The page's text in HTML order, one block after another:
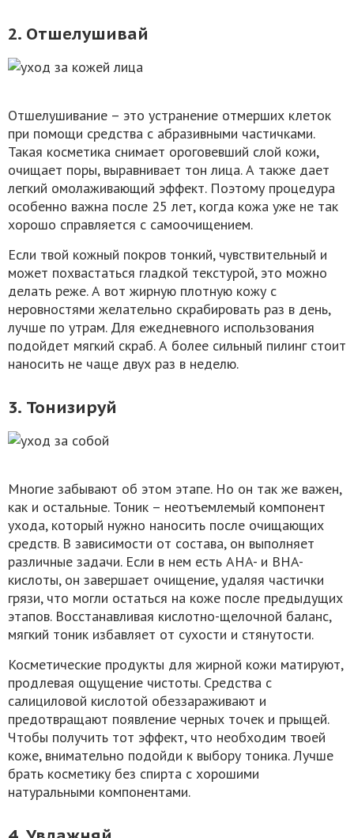
2. Отшелушивай
Отшелушивание – это устранение отмерших клеток
при помощи средства с абразивными частичками.
Такая косметика снимает ороговевший слой кожи,
очищает поры, выравнивает тон лица. А также дает
легкий омолаживающий эффект. Поэтому процедура
особенно важна после 25 лет, когда кожа уже не так
хорошо справляется с самоочищением.
Если твой кожный покров тонкий, чувствительный и
может похвастаться гладкой текстурой, это можно
делать реже. А вот жирную плотную кожу с
неровностями желательно скрабировать раз в день,
лучше по утрам. Для ежедневного использования
подойдет мягкий скраб. А более сильный пилинг стоит
наносить не чаще двух раз в неделю.
3. Тонизируй
Многие забывают об этом этапе. Но он так же важен,
как и остальные. Тоник – неотъемлемый компонент
ухода, который нужно наносить после очищающих
средств. В зависимости от состава, он выполняет
различные задачи. Если в нем есть AHA- и BHA-
кислоты, он завершает очищение, удаляя частички
грязи, что могли остаться на коже после предыдущих
этапов. Восстанавливая кислотно-щелочной баланс,
мягкий тоник избавляет от сухости и стянутости.
Косметические продукты для жирной кожи матируют,
продлевая ощущение чистоты. Средства с
салициловой кислотой обеззараживают и
предотвращают появление черных точек и прыщей.
Чтобы получить тот эффект, что необходим твоей
коже, внимательно подойди к выбору тоника. Лучше
брать косметику без спирта с хорошими
натуральными компонентами.